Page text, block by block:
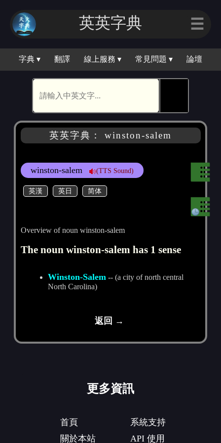
英英字典 ☰
字典 ▾ 翻譯 線上服務 ▾ 常見問題 ▾ 論壇
英英字典： winston-salem
winston-salem (TTS Sound)
英漢 英日 简体
Overview of noun winston-salem
The noun winston-salem has 1 sense
Winston-Salem -- (a city of north central
North Carolina)
返回 →
更多資訊
首頁
關於本站
系統支持
API 使用